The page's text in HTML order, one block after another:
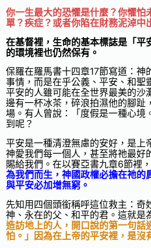
你一生最大的恐懼是什麼？你懼怕
單？疾症？或者你陷在財務泥淖中
在基督裡，生命的基本標誌是「平
的環境裡也仍然保有。
保羅在羅馬書十四章17節寫道：神
事情，而是在乎公義、平安、和聖
平安的人雖可能在全世界最美的沙
邊有一杯冰茶，碎浪拍濕他的腳趾
場。有人曾說：「度假是一種心境
到呢？
平安是一種清澄無慮的安好，是上
神愛我們每一個人，甚至將祂最好
賜給我們。在以賽亞書九章6節裡
為我們而生，神國政權必擔在祂的
與平安必加增無窮。
先知用四個頭銜稱呼這位救主：奇
神、永在的父、和平的君。這就是
造訪地上的人，開口說的第一句話
怕。」 因為在上帝的平安裡，是沒